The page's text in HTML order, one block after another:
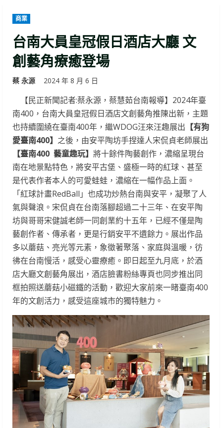
商業
台南大員皇冠假日酒店大廳 文
創藝角療癒登場
蔡 永源 2024 年 8 月 6 日
【民正新聞記者:蔡永源，蔡慧茹台南報導】2024年臺
南400，台南大員皇冠假日酒店文創藝角推陳出新，主題
也持續圍繞在臺南400年，繼WDOG汪來汪趣展出 【有狗
愛臺南400】 之後，由安平陶坊手捏達人宋侃貞老師展出
【臺南400 藝童趣玩】 將十餘件陶藝創作，濃縮呈現台
南在地景點特色，將安平古堡、盛極一時的紅球、甚至
是代表作者本人的可愛蛙蛙，濃縮在一幅作品上面。
「紅球計畫RedBall」也成功炒熱台南與安平，凝聚了人
氣與聲浪。宋侃貞在台南落腳超過二十三年、在安平陶
坊與哥哥宋健誠老師一同創業約十五年，已經不僅是陶
藝創作者、傳承者，更是行銷安平不遺餘力。展出作品
多以蘑菇、亮光等元素，象徵著聚落、家庭與溫暖，彷
彿在台南慢活，感受心靈療癒。即日起至九月底，於酒
店大廳文創藝角展出，酒店臉書粉絲專頁也同步推出同
框拍照送蘑菇小磁鐵的活動，歡迎大家前來一睹臺南400
年的文創活力，感受這座城市的獨特魅力。